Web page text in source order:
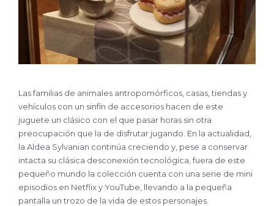
Las familias de animales antropomórficos, casas, tiendas y
vehículos con un sinfín de accesorios hacen de este
juguete un clásico con el que pasar horas sin otra
preocupación que la de disfrutar jugando. En la actualidad,
la Aldea Sylvanian continúa creciendo y, pese a conservar
intacta su clásica desconexión tecnológica, fuera de este
pequeño mundo la colección cuenta con una serie de mini
episodios en Netflix y YouTube, llevando a la pequeña
pantalla un trozo de la vida de estos personajes.